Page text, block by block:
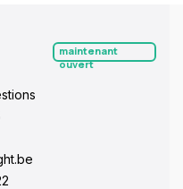
maintenant
ouvert